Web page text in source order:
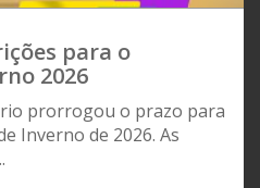
para o
2026
prorrogou o prazo para
Inverno de 2026. As